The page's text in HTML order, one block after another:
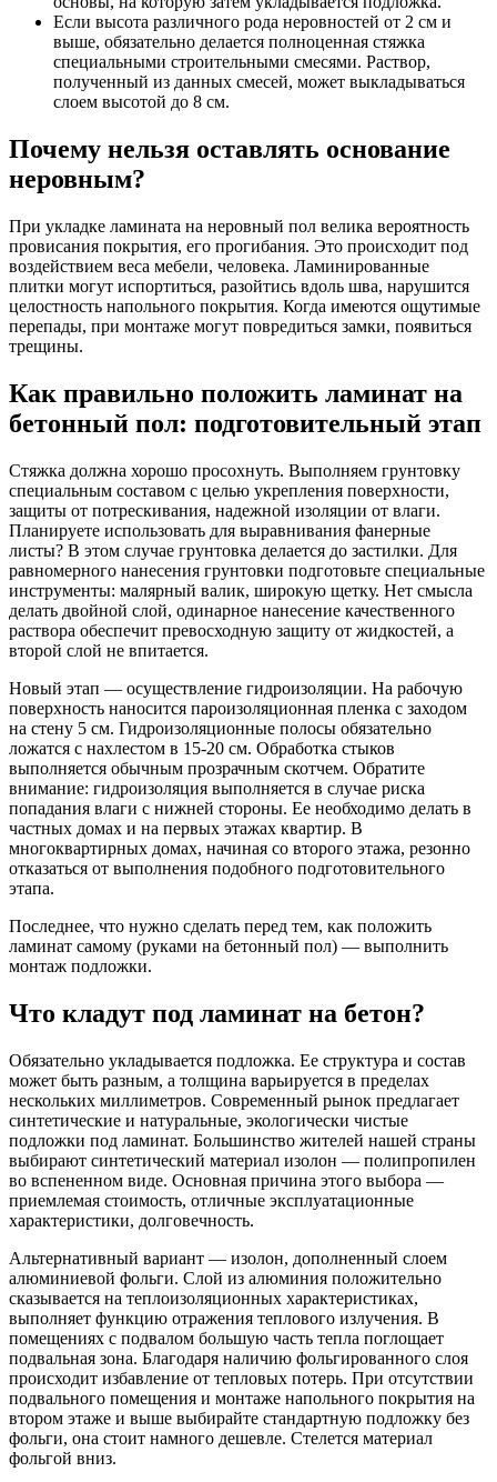
Если высота различного рода неровностей от 2 см и
выше, обязательно делается полноценная стяжка
специальными строительными смесями. Раствор,
полученный из данных смесей, может выкладываться
слоем высотой до 8 см.
Почему нельзя оставлять основание
неровным?
При укладке ламината на неровный пол велика вероятность
провисания покрытия, его прогибания. Это происходит под
воздействием веса мебели, человека. Ламинированные
плитки могут испортиться, разойтись вдоль шва, нарушится
целостность напольного покрытия. Когда имеются ощутимые
перепады, при монтаже могут повредиться замки, появиться
трещины.
Как правильно положить ламинат на
бетонный пол: подготовительный этап
Стяжка должна хорошо просохнуть. Выполняем грунтовку
специальным составом с целью укрепления поверхности,
защиты от потрескивания, надежной изоляции от влаги.
Планируете использовать для выравнивания фанерные
листы? В этом случае грунтовка делается до застилки. Для
равномерного нанесения грунтовки подготовьте специальные
инструменты: малярный валик, широкую щетку. Нет смысла
делать двойной слой, одинарное нанесение качественного
раствора обеспечит превосходную защиту от жидкостей, а
второй слой не впитается.
Новый этап — осуществление гидроизоляции. На рабочую
поверхность наносится пароизоляционная пленка с заходом
на стену 5 см. Гидроизоляционные полосы обязательно
ложатся с нахлестом в 15-20 см. Обработка стыков
выполняется обычным прозрачным скотчем. Обратите
внимание: гидроизоляция выполняется в случае риска
попадания влаги с нижней стороны. Ее необходимо делать в
частных домах и на первых этажах квартир. В
многоквартирных домах, начиная со второго этажа, резонно
отказаться от выполнения подобного подготовительного
этапа.
Последнее, что нужно сделать перед тем, как положить
ламинат самому (руками на бетонный пол) — выполнить
монтаж подложки.
Что кладут под ламинат на бетон?
Обязательно укладывается подложка. Ее структура и состав
может быть разным, а толщина варьируется в пределах
нескольких миллиметров. Современный рынок предлагает
синтетические и натуральные, экологически чистые
подложки под ламинат. Большинство жителей нашей страны
выбирают синтетический материал изолон — полипропилен
во вспененном виде. Основная причина этого выбора —
приемлемая стоимость, отличные эксплуатационные
характеристики, долговечность.
Альтернативный вариант — изолон, дополненный слоем
алюминиевой фольги. Слой из алюминия положительно
сказывается на теплоизоляционных характеристиках,
выполняет функцию отражения теплового излучения. В
помещениях с подвалом большую часть тепла поглощает
подвальная зона. Благодаря наличию фольгированного слоя
происходит избавление от тепловых потерь. При отсутствии
подвального помещения и монтаже напольного покрытия на
втором этаже и выше выбирайте стандартную подложку без
фольги, она стоит намного дешевле. Стелется материал
фольгой вниз.